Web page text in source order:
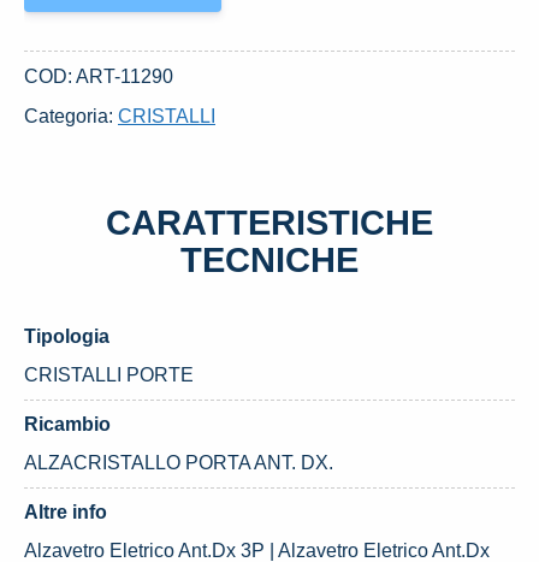
COD: ART-11290
Categoria: CRISTALLI
CARATTERISTICHE
TECNICHE
Tipologia
CRISTALLI PORTE
Ricambio
ALZACRISTALLO PORTA ANT. DX.
Altre info
Alzavetro Eletrico Ant.Dx 3P | Alzavetro Eletrico Ant.Dx